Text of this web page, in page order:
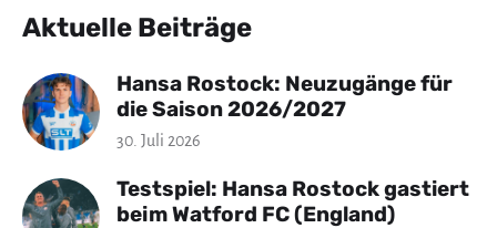
Aktuelle Beiträge
Hansa Rostock: Neuzugänge für
die Saison 2026/2027
30. Juli 2026
Testspiel: Hansa Rostock gastiert
beim Watford FC (England)